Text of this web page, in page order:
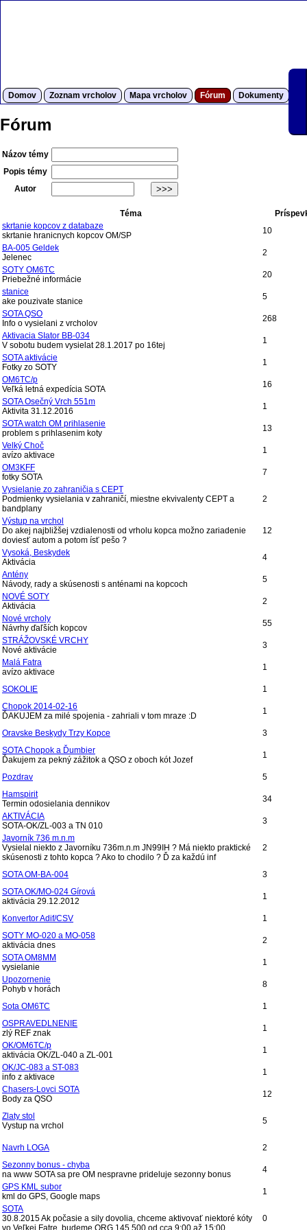
Domov Zoznam vrcholov Mapa vrcholov Fórum Dokumenty
Fórum
Názov témy
Popis témy
Autor
Téma
skrtanie kopcov z databaze
skrtanie hranicnych kopcov OM/SP
10
BA-005 Geldek
Jelenec
2
SOTY OM6TC
Priebežné informácie
20
stanice
ake pouzivate stanice
5
SOTA QSO
Info o vysielani z vrcholov
268
Aktivacia SIator BB-034
V sobotu budem vysielat 28.1.2017 po 16tej
1
SOTA aktivácie
Fotky zo SOTY
1
OM6TC/p
Veľká letná expedícia SOTA
16
SOTA Osečný Vrch 551m
Aktivita 31.12.2016
1
SOTA watch OM prihlasenie
problem s prihlasenim koty
13
Velký Choč
avízo aktivace
1
OM3KFF
fotky SOTA
7
Vysielanie zo zahraničia s CEPT
Podmienky vysielania v zahraničí, miestne ekvivalenty CEPT a
bandplany
2
Výstup na vrchol
Do akej najbližšej vzdialenosti od vrholu kopca možno zariadenie
doviesť autom a potom ísť pešo ?
12
Vysoká, Beskydek
Aktivácia
4
Antény
Návody, rady a skúsenosti s anténami na kopcoch
5
NOVÉ SOTY
Aktivácia
2
Nové vrcholy
Návrhy ďaľších kopcov
55
STRÁŽOVSKÉ VRCHY
Nové aktivácie
3
Malá Fatra
avízo aktivace
1
SOKOLIE
1
Chopok 2014-02-16
ĎAKUJEM za milé spojenia - zahriali v tom mraze :D
1
Oravske Beskydy Trzy Kopce
3
SOTA Chopok a Ďumbier
Ďakujem za pekný zážitok a QSO z oboch kót Jozef
1
Pozdrav
5
Hamspirit
Termin odosielania dennikov
34
AKTIVÁCIA
SOTA-OK/ZL-003 a TN 010
3
Javorník 736 m.n.m
Vysielal niekto z Javorníku 736m.n.m JN99IH ? Má niekto praktické
skúsenosti z tohto kopca ? Ako to chodilo ? Ď za každú inf
2
SOTA OM-BA-004
3
SOTA OK/MO-024 Gírová
aktivácia 29.12.2012
1
Konvertor Adif/CSV
1
SOTY MO-020 a MO-058
aktivácia dnes
2
SOTA OM8MM
vysielanie
1
Upozornenie
Pohyb v horách
8
Sota OM6TC
1
OSPRAVEDLNENIE
zlý REF znak
1
OK/OM6TC/p
aktivácia OK/ZL-040 a ZL-001
1
OK/JC-083 a ST-083
info z aktivace
1
Chasers-Lovci SOTA
Body za QSO
12
Zlaty stol
Vystup na vrchol
5
Navrh LOGA
2
Sezonny bonus - chyba
na www SOTA sa pre OM nespravne prideluje sezonny bonus
4
GPS KML subor
kml do GPS, Google maps
1
SOTA
30.8.2015 Ak počasie a sily dovolia, chceme aktivovať niektoré kóty
vo Veľkej Fatre, budeme QRG 145.500 od cca 9:00 až 15:00
0